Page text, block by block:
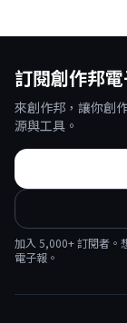
訂閱創作邦
來創作邦，讓你創
源與工具。
加入 5,000+ 訂閱者。
電子報。